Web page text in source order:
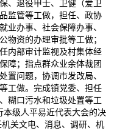
、退役甲士、卫健（爱卫
监管等工做，担任、政协
业办事、社会保障办事、
物资的办理审批等工做；
内部审计监视及村集体经
障；指点群众业余体裁团
置问题，协调市发改局、
工做。完成镇党委、担任
糊口污水和垃圾处置等工
本级人平易近代表大会的决
关文电、消息、调研、机